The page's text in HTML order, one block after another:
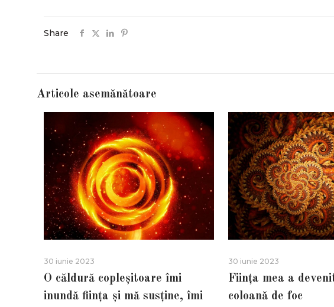
Share
Articole asemănătoare
30 iunie 2023
O căldură copleșitoare îmi
inundă ființa și mă susține, îmi
30 iunie 2023
Ființa mea a
coloană de foc